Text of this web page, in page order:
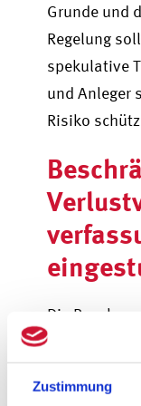
Zustimmung
Grunde und
Regelung
spekulative
und Anleger
Risiko
Die
stark
einer